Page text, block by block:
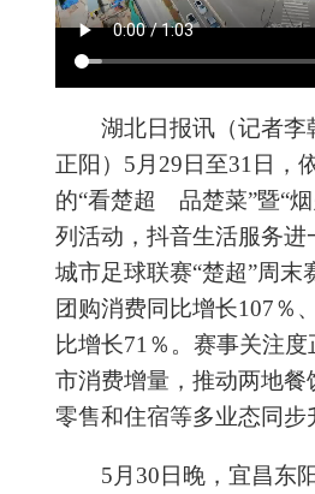
湖北日报讯（记者李
正阳）5月29日至31日，
的“看楚超 品楚菜”暨“
列活动，抖音生活服务进
城市足球联赛“楚超”周末
团购消费同比增长107％
比增长71％。赛事关注
市消费增量，推动两地餐
零售和住宿等多业态同步
5月30日晚，宜昌东